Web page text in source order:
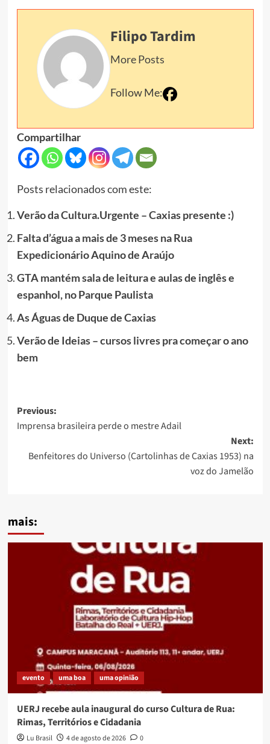
Filipo Tardim
More Posts
Follow Me:
Compartilhar
Posts relacionados com este:
Verão da Cultura.Urgente – Caxias presente :)
Falta d’água a mais de 3 meses na Rua
Expedicionário Aquino de Araújo
GTA mantém sala de leitura e aulas de inglês e
espanhol, no Parque Paulista
As Águas de Duque de Caxias
Verão de Ideias – cursos livres pra começar o ano
bem
Post
navigation
Previous:
Imprensa brasileira perde o mestre Adail
Next:
Benfeitores do Universo (Cartolinhas de Caxias 1953) na
voz do Jamelão
mais:
evento uma boa uma opinião
UERJ recebe aula inaugural do curso Cultura de Rua:
Rimas, Territórios e Cidadania
Lu Brasil 4 de agosto de 2026 0